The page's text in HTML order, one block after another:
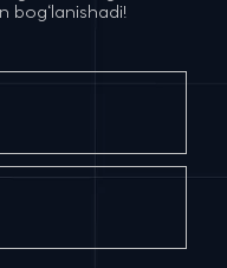
bog‘lanishadi!